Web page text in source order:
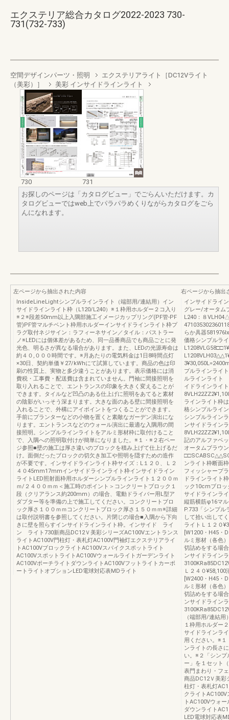
エクステリア総合カタログ2022-2023 730-
731(732-733)
空間デザインパーツ・照明
エクステリアライト［DC12Vライト
（美彩）］
美彩 インサイドラインライト
730
731
お探しのページは「カタログビュー」でごらんいただけます。カ
タログビューではweb上でパラパラめくりながらカタログをごら
んになれます。
左ページから抽出された内容
InsideLineLightシンプルラインライト（端部用/連結用）イン
サイドラインライト枠（L120/L240）※１枠用ホルダー２コ入り
※２※段差50mm以上入隅部施工イメージカップリング(PF管-PF
管)PF管マルチベント枠用ホルダーインサイドラインライト枠プ
ラグ取付ネジサイン：ラフィーネサイン／タイル：パストラー
ノ※LEDには個体差があるため、同一品番商品でも商品ごとに発
光色、明るさが異なる場合があります。また、LEDの光源寿命は
約４０,０００時間です。※月あたりの電気料金は1日8時間点灯
×30日、契約単価￥27/kWhにて試算しています。商品の色は印
刷の性質上、実物と多少違うことがあります。表示価格には消
費税・工事費・配送費は含まれていません。門袖に間接照明を
取り入れることで、エントランスの印象を大きく変えることが
できます。タイルなど凹凸のある仕上げに照明をあてると素材
の陰影がいっそう深まります。大きな面のある壁に間接照明を
入れることで、外構にアイポイントをつくることができます。
手前にプランターなどの小物を置くと素敵なガーデン演出にな
ります。エントランスなどのウォール演出に最適な入隅用の間
接照明。シンプルラインライトをアルミ形材枠に取付けること
で、入隅への照明取付けが簡単になりました。※１・※２右ペー
ジ参照■壁の施工は厚さ違いのブロックを積み上げて仕上げるだ
け。面倒だったブロックの切欠き加工や照明を隠すための造作
が不要です。インサイドラインライト枠サイズ：L１２０、Ｌ２
４０45mm17mmインサイドラインライト枠インサイドライン
ライトLED照射面枠用ホルダーシンプルラインライト１２００ｍ
ｍ/２４００ｍｍ＜施工時のポイント＞コンクリートブロック１
段（クリアランス約200mm）の場合、電動ドライバー用L型ア
ダプター等を準備の上で施工してください。コンクリートブロ
ック厚さ１００ｍｍコンクリートブロック厚さ１５０ｍｍ※詳細
は取付説明書を参照してください。片閉じの場合■入隅から下向
きに壁を照らすインサイドラインライト枠。インサイド ライ
ン ライト730新商品DC12Ｖ美彩シリーズAC100Vエントランス
ライトAC100V門柱灯・表札灯AC100V門袖灯エクステリアライ
トAC100VブロックライトAC100Vスパイクスポットライト
AC100VスポットライトAC100Vウォールライトガーデンライト
AC100VポーチライトダウンライトAC100Vフットライトカーポ
ートライトオプションLED電球対応表MDライト
右ページから抽出
インサイドライ
グレー/オータ
L240：８
らか具器
価格シンプルラ
プルラインライ
ルラインライト
イドラインライ
ラインライト枠
格シンプルライ
シンプルライン
ンサイドライン
記のアルファベ
オータムブラウ
ンライト枠断面
フィッシャープ
ドラインライト
ック10cmブロ
サイドラインラ
縦筋横筋φ16マ
P.733「シンプル
して拾い出して
ライトＬ１２０
[W1200・H45・
ルミ形材（各色
切詰めをする場
ンサイドライン
Ｌ２４０
[W2400・H45・
ルミ形材（各色
切詰めをする場
ンサイドライン
（端部用/連結
１枠用ホルダー
サイドラインラ
用ください。※１
ンライトの長さ
い。※２「シンプ
ー」を１セット
表門まわり・フ
商品DC12Ｖ美彩
柱灯・表札灯
クライト
トAC100Vウォ
ダウンライト
LED電球対応表